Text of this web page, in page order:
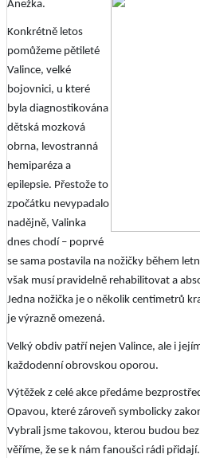
Anežka.
Konkrétně letos
pomůžeme pětileté
Valince, velké
bojovnici, u které
byla diagnostikována
dětská mozková
obrna, levostranná
hemiparéza a
epilepsie. Přestože to
zpočátku nevypadalo
nadějně, Valinka
dnes chodí – poprvé
se sama postavila na nožičky během
však musí pravidelně rehabilitovat a
Jedna nožička je o několik centimetrů
je výrazně omezená.
Velký obdiv patří nejen Valince, ale i
každodenní obrovskou oporou.
Výtěžek z celé akce předáme
Opavou, které zároveň symbolicky
Vybrali jsme takovou, kterou budou
věříme, že se k nám fanoušci rádi přidají.